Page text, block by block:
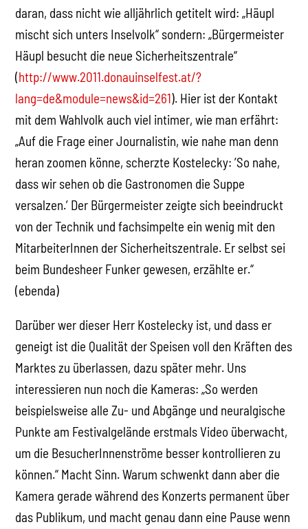
daran, dass nicht wie alljährlich getitelt wird: „Häupl
mischt sich unters Inselvolk“ sondern: „Bürgermeister
Häupl besucht die neue Sicherheitszentrale“
(http://www.2011.donauinselfest.at/?
lang=de&module=news&id=261). Hier ist der Kontakt
mit dem Wahlvolk auch viel intimer, wie man erfährt:
„Auf die Frage einer Journalistin, wie nahe man denn
heran zoomen könne, scherzte Kostelecky: ’So nahe,
dass wir sehen ob die Gastronomen die Suppe
versalzen.’ Der Bürgermeister zeigte sich beeindruckt
von der Technik und fachsimpelte ein wenig mit den
MitarbeiterInnen der Sicherheitszentrale. Er selbst sei
beim Bundesheer Funker gewesen, erzählte er.“
(ebenda)
Darüber wer dieser Herr Kostelecky ist, und dass er
geneigt ist die Qualität der Speisen voll den Kräften des
Marktes zu überlassen, dazu später mehr. Uns
interessieren nun noch die Kameras: „So werden
beispielsweise alle Zu- und Abgänge und neuralgische
Punkte am Festivalgelände erstmals Video überwacht,
um die BesucherInnenströme besser kontrollieren zu
können.“ Macht Sinn. Warum schwenkt dann aber die
Kamera gerade während des Konzerts permanent über
das Publikum, und macht genau dann eine Pause wenn